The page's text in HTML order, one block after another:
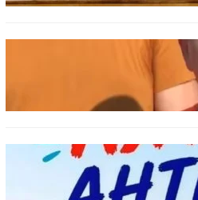
МЗХ: Ловните
могат да се
БЪЛГАРИЯ
Варна предлага
и анонимни